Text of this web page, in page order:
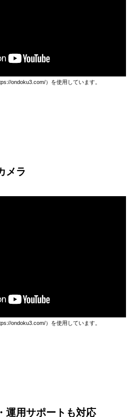
ondoku3.com/）を使用しています。
メラ
ondoku3.com/）を使用しています。
運用サポートも対応